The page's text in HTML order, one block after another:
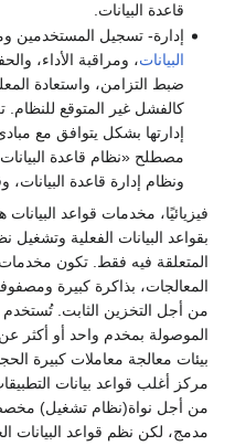
قاعدة البيانات.
إدارة- تسجيل المستخدمين
البيانات، ومراقبة الأداء،
ضبط التزامن، واستعادة
كالفشل غير المتوقع
إدارتها بشكل يتوافق مع
مصطلح «نظام قاعدة
ونظام إدارة قاعدة البيانات،
فيزيائيًا، مخدمات قواعد البيانات
بقواعد البيانات الفعلية وتشغيل
المتعلقة فيه فقط. تكون
المعالجات، بذاكرة كبيرة
من أجل التخزين الثابت. تُستخدم
الموصولة بمخدم واحد أو أكثر
بيئات معالجة معاملات كبيرة
مركز أغلب قواعد بيانات
من أجل نواة(نظام تشغيل)
مدمج، لكن نظم قواعد البيانات